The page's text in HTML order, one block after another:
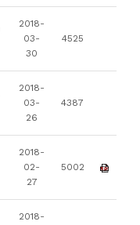
2018-
03-
30
4525
2018-
03-
26
4387
2018-
02-
27
5002
2018-